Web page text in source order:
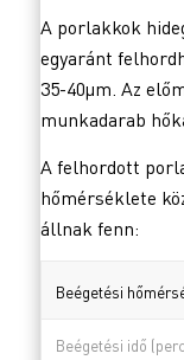
A porlakkok
egyaránt
35-40μm. Az
munkadarab
A felhordott
hőmérséklete
állnak fenn:
Beégetési
Beégetési idő